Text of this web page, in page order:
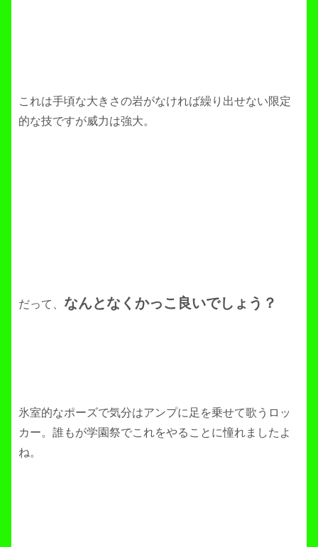
これは手頃な大きさの岩がなければ繰り出せない限定
的な技ですが威力は強大。
だって、 なんとなくかっこ良いでしょう？
氷室的なポーズで気分はアンプに足を乗せて歌うロッ
カー。誰もが学園祭でこれをやることに憧れましたよ
ね。